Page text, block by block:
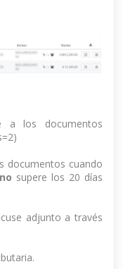
a los documentos
documentos cuando
no supere los 20 días
adjunto a través